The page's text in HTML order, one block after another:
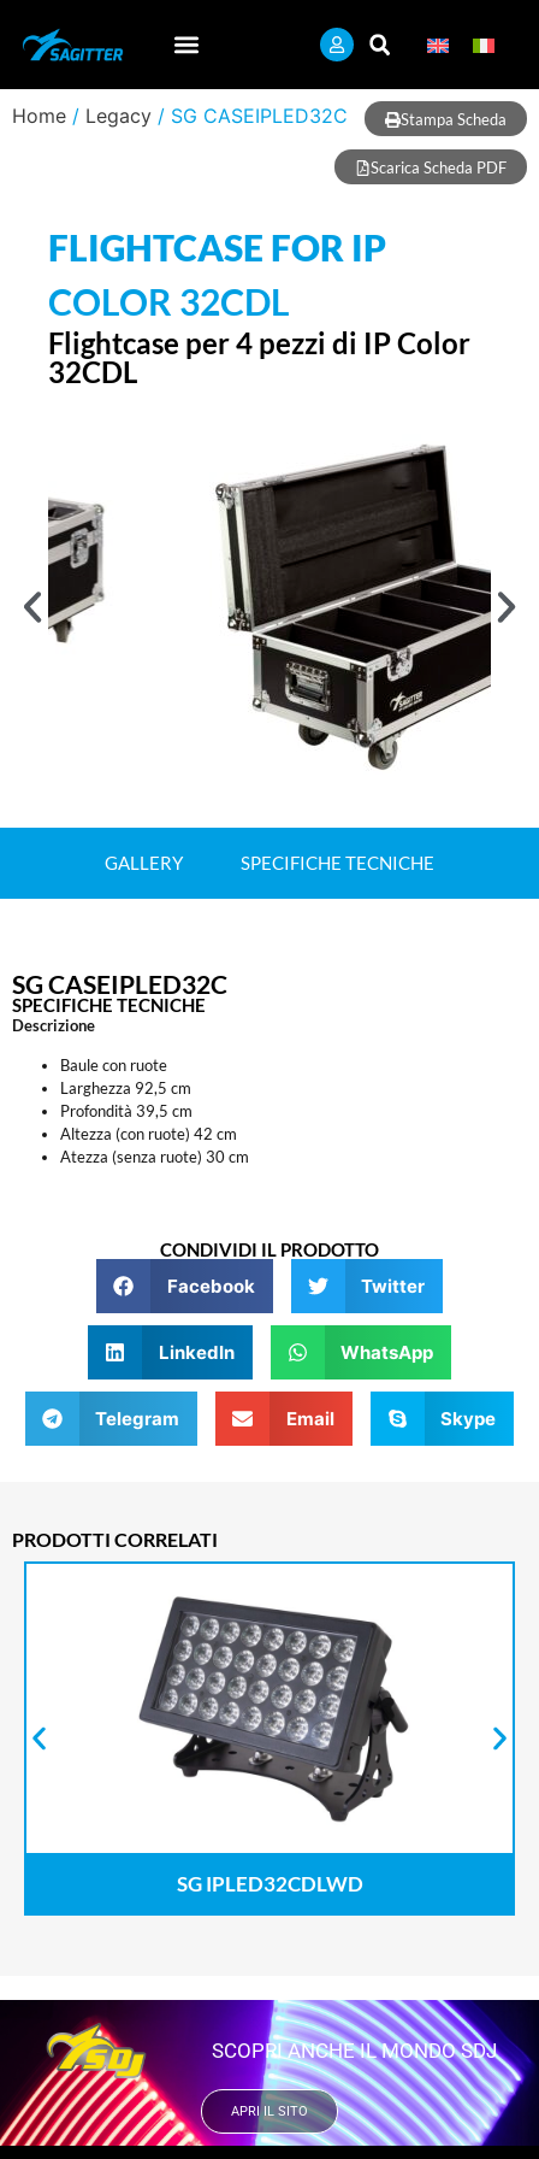
Home / Legacy / SG CASEIPLED32C Stampa Scheda
Scarica Scheda PDF
FLIGHTCASE FOR IP
COLOR 32CDL
Flightcase per 4 pezzi di IP Color
32CDL
GALLERY SPECIFICHE TECNICHE
SG CASEIPLED32C
SPECIFICHE TECNICHE
Descrizione
Baule con ruote
Larghezza 92,5 cm
Profondità 39,5 cm
Altezza (con ruote) 42 cm
Atezza (senza ruote) 30 cm
CONDIVIDI IL PRODOTTO
Facebook Twitter
LinkedIn WhatsApp
Telegram Email Skype
PRODOTTI CORRELATI
SG IPLED32CDLWD
SCOPRI ANCHE IL MONDO SDJ
APRI IL SITO